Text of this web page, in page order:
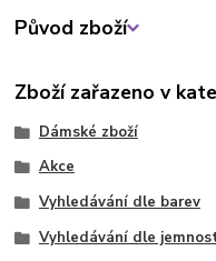
Původ zboží
Zboží zařazeno v
Dámské zboží
Akce
Vyhledávání dle barev
Vyhledávání dle